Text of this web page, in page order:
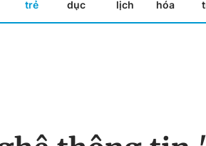
trẻ
dục
lịch
hóa